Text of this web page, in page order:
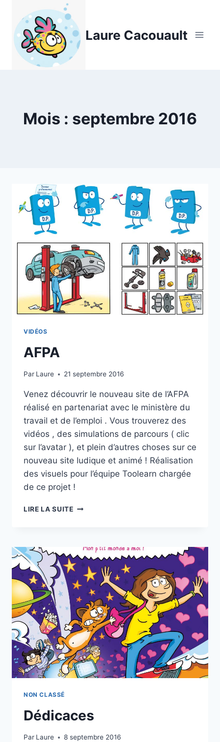
contenu
Laure Cacouault
Mois : septembre 2016
VIDÉOS
AFPA
Par Laure 21 septembre 2016
Venez découvrir le nouveau site de l‘AFPA
réalisé en partenariat avec le ministère du
travail et de l’emploi . Vous trouverez des
vidéos , des simulations de parcours ( clic
sur l’avatar ), et plein d’autres choses sur ce
nouveau site ludique et animé ! Réalisation
des visuels pour l’équipe Toolearn chargée
de ce projet !
LIRE LA SUITEAFPA
NON CLASSÉ
Dédicaces
Par Laure 8 septembre 2016